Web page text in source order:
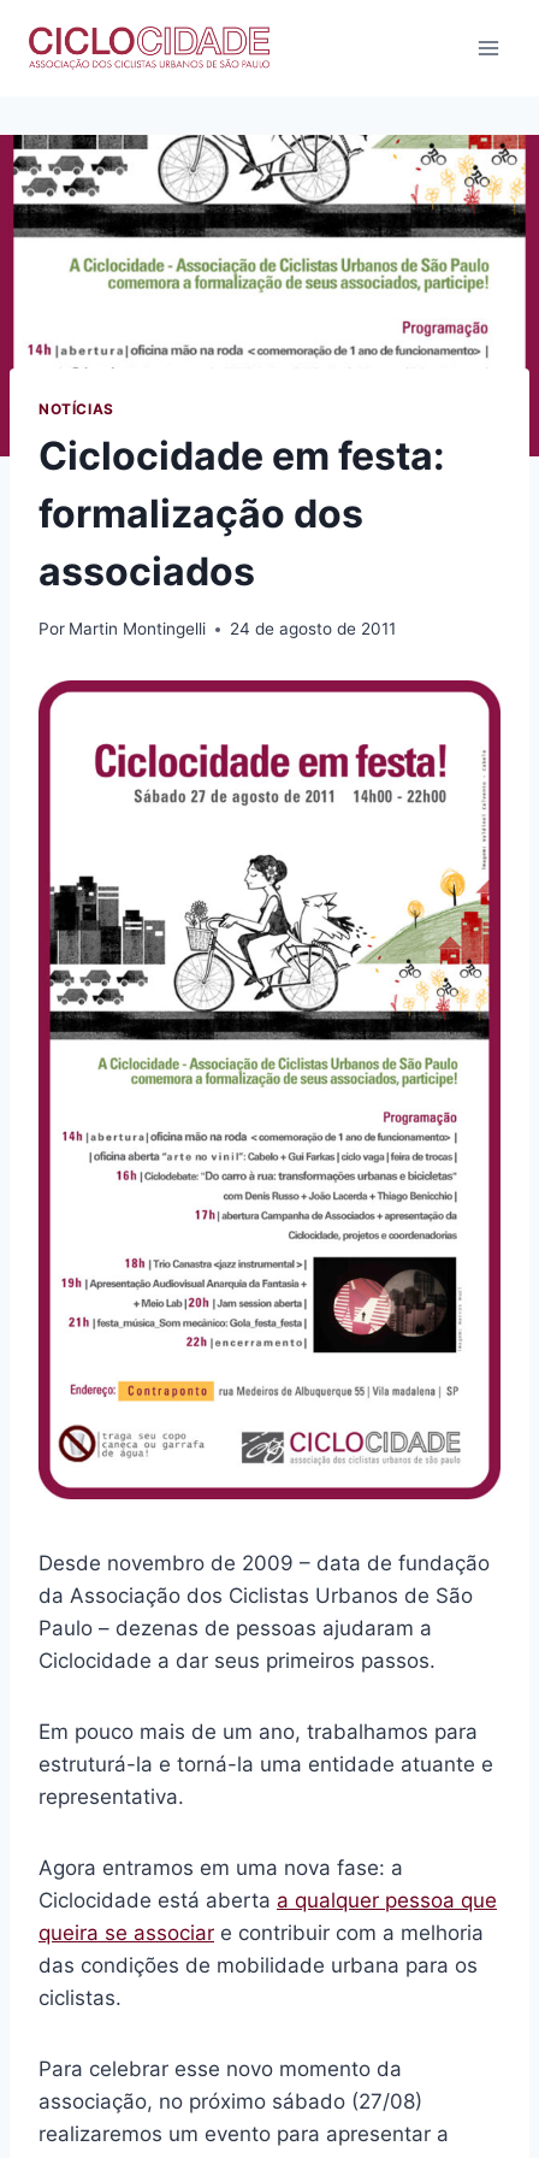
para
NOTÍCIAS
Ciclocidade em festa:
formalização dos
associados
Por Martin Montingelli 24 de agosto de 2011
Desde novembro de 2009 – data de fundação
da Associação dos Ciclistas Urbanos de São
Paulo – dezenas de pessoas ajudaram a
Ciclocidade a dar seus primeiros passos.
Em pouco mais de um ano, trabalhamos para
estruturá-la e torná-la uma entidade atuante e
representativa.
Agora entramos em uma nova fase: a
Ciclocidade está aberta a qualquer pessoa que
queira se associar e contribuir com a melhoria
das condições de mobilidade urbana para os
ciclistas.
Para celebrar esse novo momento da
associação, no próximo sábado (27/08)
realizaremos um evento para apresentar a